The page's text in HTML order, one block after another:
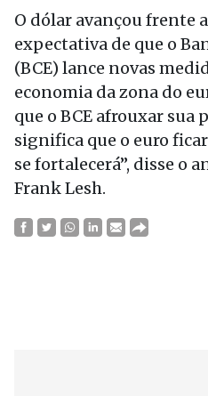
O dólar avançou frente
expectativa de que o
(BCE) lance novas
economia da zona do
que o BCE afrouxar
significa que o euro
se fortalecerá”, disse o
Frank Lesh.